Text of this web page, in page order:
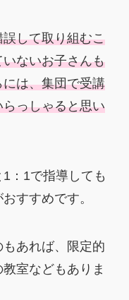
して取り組むこ
ないお子さんも
は、集団で受講
っしゃると思い
：1で指導しても
すすめです。
あれば、限定的
室などもありま